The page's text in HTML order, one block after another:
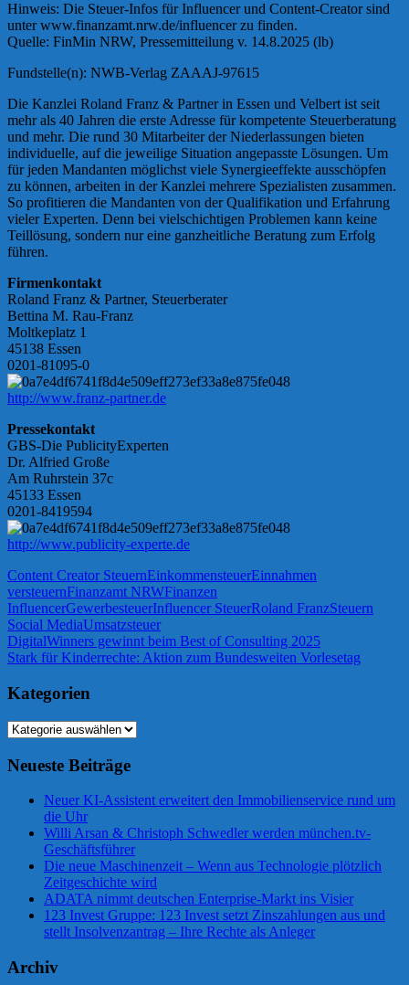
Hinweis: Die Steuer-Infos für Influencer und Content-Creator sind
unter www.finanzamt.nrw.de/influencer zu finden.
Quelle: FinMin NRW, Pressemitteilung v. 14.8.2025 (lb)
Fundstelle(n): NWB-Verlag ZAAAJ-97615
Die Kanzlei Roland Franz & Partner in Essen und Velbert ist seit
mehr als 40 Jahren die erste Adresse für kompetente Steuerberatung
und mehr. Die rund 30 Mitarbeiter der Niederlassungen bieten
individuelle, auf die jeweilige Situation angepasste Lösungen. Um
für jeden Mandanten möglichst viele Synergieeffekte ausschöpfen
zu können, arbeiten in der Kanzlei mehrere Spezialisten zusammen.
So profitieren die Mandanten von der Qualifikation und Erfahrung
vieler Experten. Denn bei vielschichtigen Problemen kann keine
Teillösung, sondern nur eine ganzheitliche Beratung zum Erfolg
führen.
Firmenkontakt
Roland Franz & Partner, Steuerberater
Bettina M. Rau-Franz
Moltkeplatz 1
45138 Essen
0201-81095-0
http://www.franz-partner.de
Pressekontakt
GBS-Die PublicityExperten
Dr. Alfried Große
Am Ruhrstein 37c
45133 Essen
0201-8419594
http://www.publicity-experte.de
Content Creator SteuernEinkommensteuerEinnahmen
versteuernFinanzamt NRWFinanzen
InfluencerGewerbesteuerInfluencer SteuerRoland FranzSteuern
Social MediaUmsatzsteuer
Beitragsnavigation
Vorheriger
Beitrag:
DigitalWinners gewinnt beim Best of Consulting 2025
Nächster
Stark für Kinderrechte: Aktion zum Bundesweiten Vorlesetag
Kategorien
Kategorien
Neueste Beiträge
Neuer KI-Assistent erweitert den Immobilienservice rund um
die Uhr
Willi Arsan & Christoph Schwedler werden münchen.tv-
Geschäftsführer
Die neue Maschinenzeit – Wenn aus Technologie plötzlich
Zeitgeschichte wird
ADATA nimmt deutschen Enterprise-Markt ins Visier
123 Invest Gruppe: 123 Invest setzt Zinszahlungen aus und
stellt Insolvenzantrag – Ihre Rechte als Anleger
Archiv